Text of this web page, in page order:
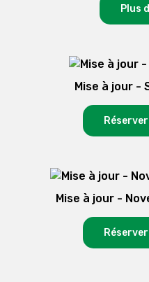
Plus
Mise à jour -
Mise à jour -